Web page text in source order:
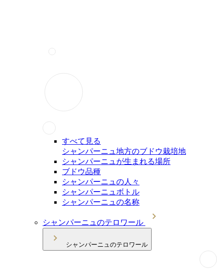
すべて見る
シャンパーニュ地方のブドウ栽培地
シャンパーニュが生まれる場所
ブドウ品種
シャンパーニュの人々
シャンパーニュボトル
シャンパーニュの名称
シャンパーニュのテロワール
シャンパーニュのテロワール